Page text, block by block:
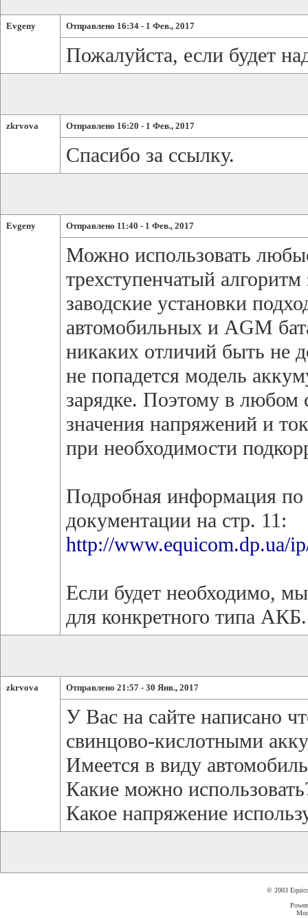
Evgeny Отправлено 16:34 - 1 Фев., 2017
Пожалуйста, если будет
zkrvova Отправлено 16:20 - 1 Фев., 2017
Спасибо за ссылку.
Evgeny Отправлено 11:40 - 1 Фев., 2017
Можно использовать
трехступенчатый
заводские установки
автомобильных и AGM
никаких отличий быть не
не попадется модель
зарядке. Поэтому в любом
значения напряжений и
при необходимости
Подробная информация по
документации на стр. 11:
http://www.equicom.dp.ua/
Если будет необходимо,
для конкретного типа АКБ.
zkrvova Отправлено 21:57 - 30 Янв., 2017
У Вас на сайте написано
свинцово-кислотными
Имеется в виду
Какие можно
Какое напряжение
© 2003